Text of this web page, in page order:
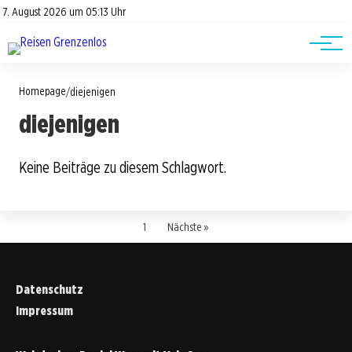
7. August 2026 um 05:13 Uhr
Datenschutz
Road Trips
Reisetipps
Homepage/diejenigen
diejenigen
Keine Beiträge zu diesem Schlagwort.
1 Nächste »
Datenschutz
Impressum